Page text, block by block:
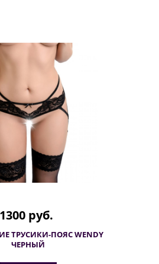
1300 руб.
ТРУСИКИ-ПОЯС WENDY
ЧЕРНЫЙ